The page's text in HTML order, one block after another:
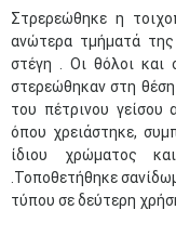
Στρερεώθηκε η
ανώτερα τμήματά
στέγη . Οι θόλοι και
στερεώθηκαν στη
του πέτρινου γείσου
όπου χρειάστηκε,
ίδιου χρώματος
.Τοποθετήθηκε
τύπου σε δεύτερη